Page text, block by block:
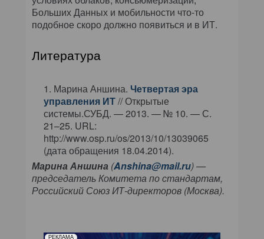
Больших Данных и мобильности что-то
подобное скоро должно появиться и в ИТ.
Литература
Марина Аншина. Четвертая эра
управления ИТ// Открытые
системы.СУБД. — 2013. — № 10. — С.
21–25. URL:
http://www.osp.ru/os/2013/10/13039065
(дата обращения 18.04.2014).
Марина Аншина (Anshina@mail.ru) —
председатель Комитета по стандартам,
Российский Союз ИТ-директоров (Москва).
РЕКЛАМА